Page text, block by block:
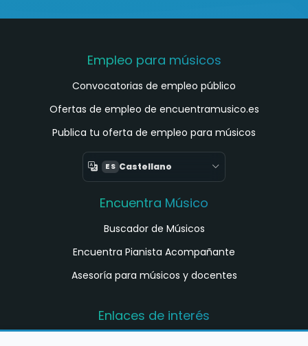
Empleo para músicos
Convocatorias de empleo público
Ofertas de empleo de encuentramusico.es
Publica tu oferta de empleo para músicos
ES Castellano
Encuentra Músico
Buscador de Músicos
Encuentra Pianista Acompañante
Asesoría para músicos y docentes
Enlaces de interés